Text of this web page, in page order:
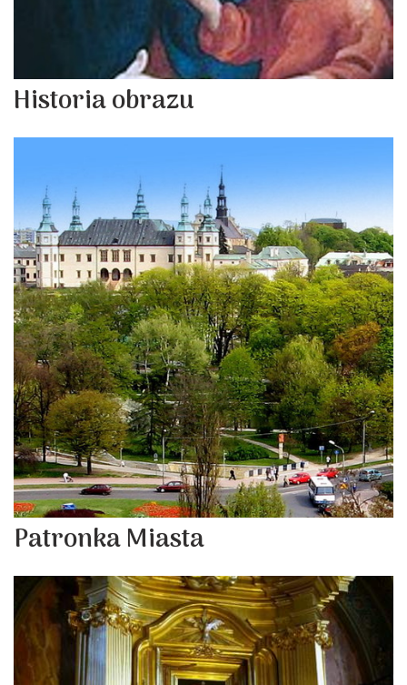
Historia obrazu
Patronka Miasta